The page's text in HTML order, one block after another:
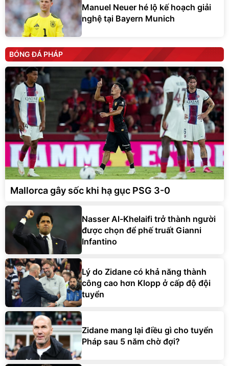
Manuel Neuer hé lộ kế hoạch giải
nghệ tại Bayern Munich
BÓNG ĐÁ PHÁP
Mallorca gây sốc khi hạ gục PSG 3-0
Nasser Al-Khelaifi trở thành người
được chọn để phế truất Gianni
Infantino
Lý do Zidane có khả năng thành
công cao hơn Klopp ở cấp độ đội
tuyển
Zidane mang lại điều gì cho tuyển
Pháp sau 5 năm chờ đợi?